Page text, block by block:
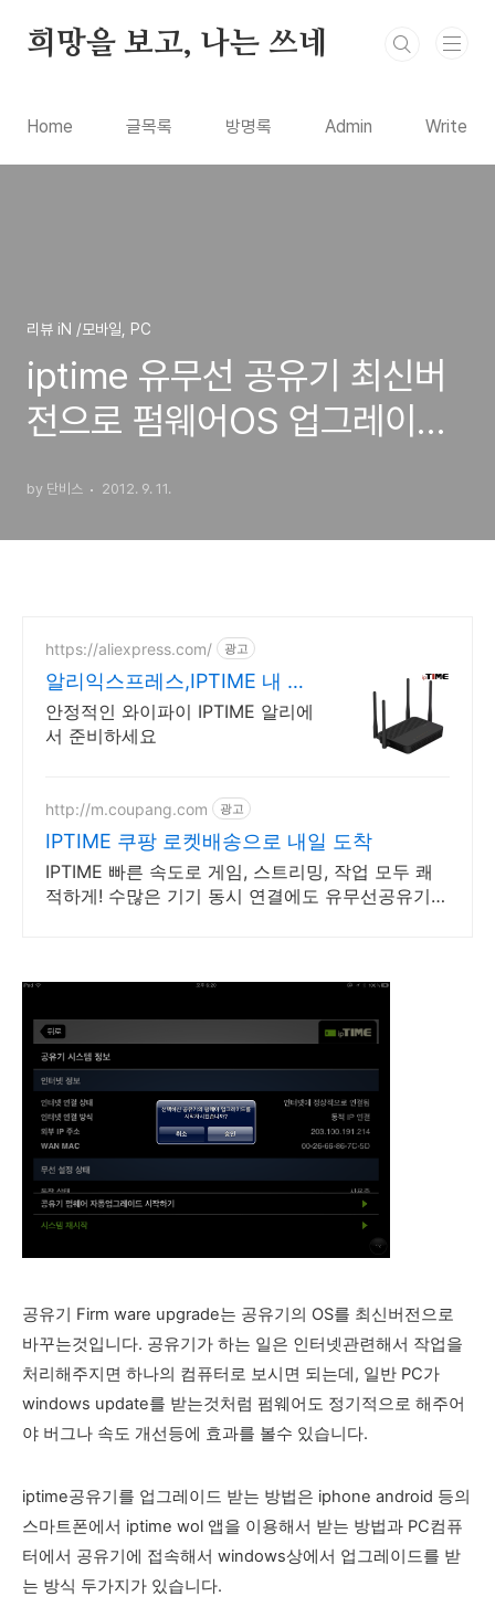
희망을 보고, 나는 쓰네
Home 글목록 방명록 Admin Write
리뷰 iN /모바일, PC
iptime 유무선 공유기 최신버
전으로 펌웨어OS 업그레이드
폰, 안드로이드폰)
by 단비스 2012. 9. 11.
https://aliexpress.com/ 광고
알리익스프레스,IPTIME 내 맘
에 쏙드는 오늘의 특가
안정적인 와이파이 IPTIME 알리에
서 준비하세요
http://m.coupang.com 광고
IPTIME 쿠팡 로켓배송으로 내일 도착
IPTIME 빠른 속도로 게임, 스트리밍, 작업 모두 쾌
적하게! 수많은 기기 동시 연결에도 유무선공유기
공유기 Firm ware upgrade는 공유기의 OS를 최신버전으로
바꾸는것입니다. 공유기가 하는 일은 인터넷관련해서 작업을
처리해주지면 하나의 컴퓨터로 보시면 되는데, 일반 PC가
windows update를 받는것처럼 펌웨어도 정기적으로 해주어
야 버그나 속도 개선등에 효과를 볼수 있습니다.
iptime공유기를 업그레이드 받는 방법은 iphone android 등의
스마트폰에서 iptime wol 앱을 이용해서 받는 방법과 PC컴퓨
터에서 공유기에 접속해서 windows상에서 업그레이드를 받
는 방식 두가지가 있습니다.